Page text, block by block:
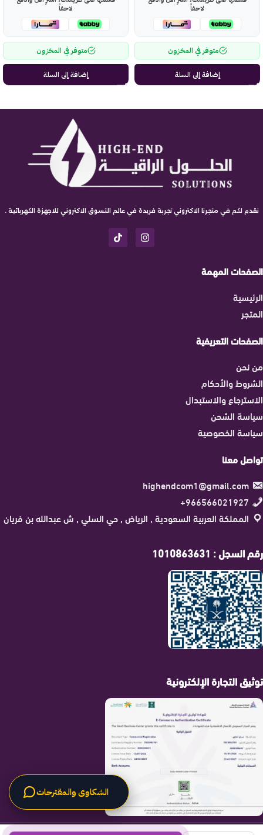
لاحقاً
متوفر في المخزون
إضافة إلى السلة
لاحقاً
متوفر في المخزون
إضافة إلى السلة
نقدم لكم في متجرنا الاكتروني تجربة فريدة في عالم التسوق الاكتروني للاجهزة الكهربائية .
الصفحات المهمة
الرئيسية
المتجر
الصفحات التعريفية
من نحن
الشروط والأحكام
الاسترجاع والاستبدال
سياسة الشحن
سياسة الخصوصية
تواصل معنا
highendcom1@gmail.com
966566021927+
المملكة العربية السعودية , الرياض , حي السلي , ش عبدالله بن فريان
رقم السجل : 1010863631
توثيق التجارة الإلكترونية
جميع الحقوق محفوظة لـالحلول الراقية© 2025.
الشكاوى والمقترحات